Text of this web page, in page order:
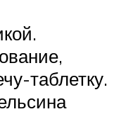
таблетку.